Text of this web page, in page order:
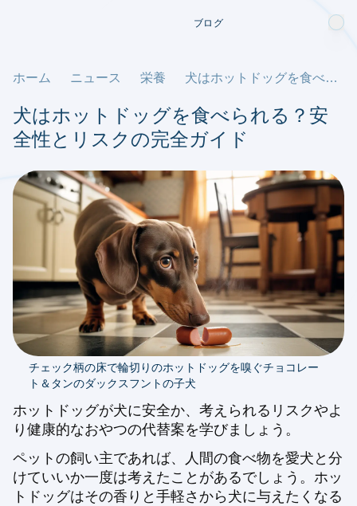
ブログ
ホーム ニュース 栄養 犬はホットドッグを食べられる？安全性とリスクの完全ガイド
犬はホットドッグを食べられる？安
全性とリスクの完全ガイド
チェック柄の床で輪切りのホットドッグを嗅ぐチョコレー
ト＆タンのダックスフントの子犬
ホットドッグが犬に安全か、考えられるリスクやよ
り健康的なおやつの代替案を学びましょう。
ペットの飼い主であれば、人間の食べ物を愛犬と分
けていいか一度は考えたことがあるでしょう。ホッ
トドッグはその香りと手軽さから犬に与えたくなる